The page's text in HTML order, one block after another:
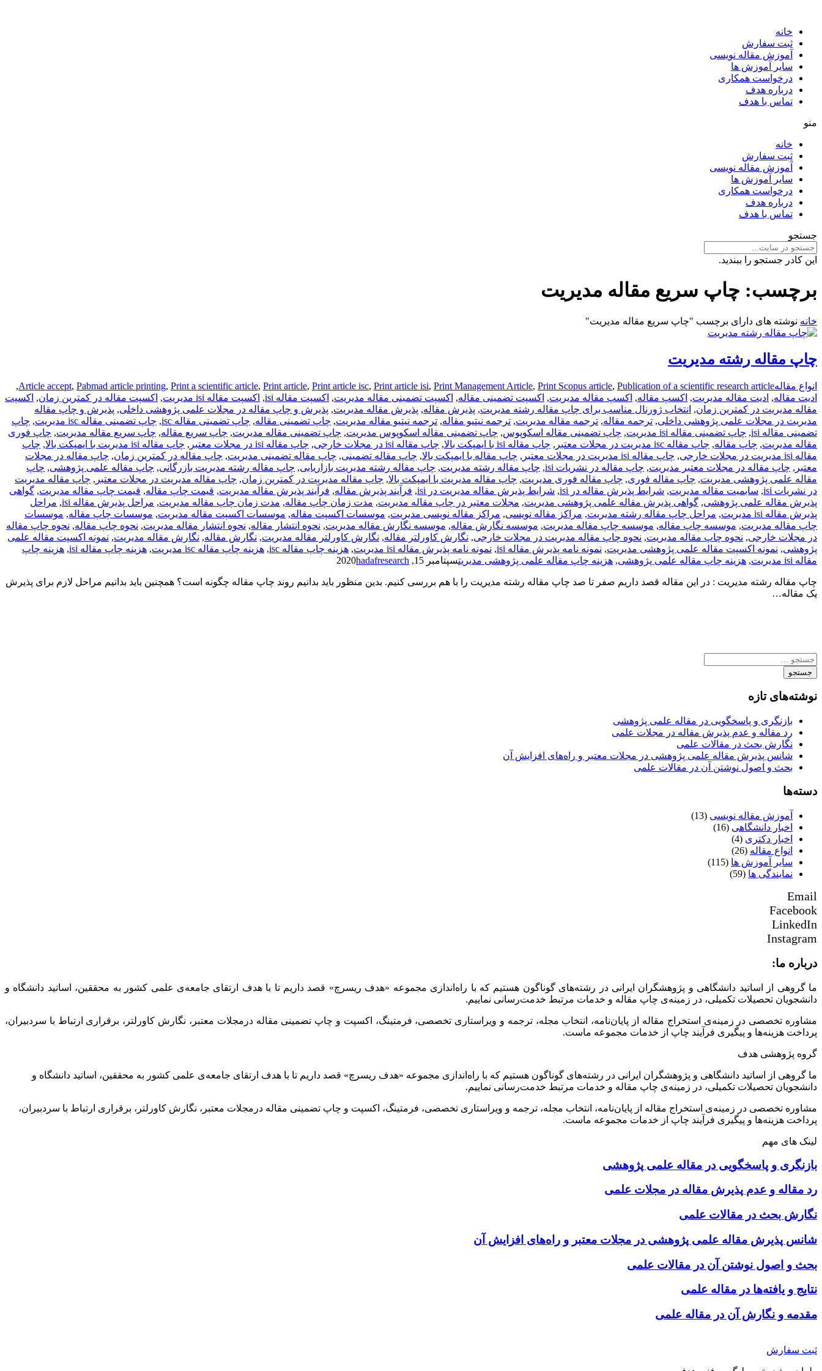
خانه
ثبت سفارش
آموزش مقاله نویسی
سایر آموزش ها
درخواست همکاری
درباره هدف
تماس با هدف
منو
خانه
ثبت سفارش
آموزش مقاله نویسی
سایر آموزش ها
درخواست همکاری
درباره هدف
تماس با هدف
جستجو
این کادر جستجو را ببندید.
برچسب: چاپ سریع مقاله مدیریت
خانه نوشته های دارای برچسب "چاپ سریع مقاله مدیریت"
چاپ مقاله رشته مدیریت
انواع مقاله Article accept, Pabmad article printing, Print a scientific article, Print article, Print article isc, Print article isi, Print Management Article, Print Scopus article, Publication of a scientific research article
,
ادیت مقاله, ادیت مقاله مدیریت, اکسپ مقاله, اکسپ مقاله مدیریت, اکسپت تضمینی مقاله, اکسپت تضمینی مقاله مدیریت, اکسپت مقاله isi , اکسپت مقاله isi مدیریت , اکسپت مقاله در کمترین زمان, اکسپت
مقاله مدیریت در کمترین زمان, انتخاب ژورنال مناسب برای چاپ مقاله رشته مدیریت, پذیرش مقاله, پذیرش مقاله مدیریت, پذیرش و چاپ مقاله در مجلات علمی پژوهشی داخلی, پذیرش و چاپ مقاله
مدیریت در مجلات علمی پژوهشی داخلی, ترجمه مقاله, ترجمه مقاله مدیریت, ترجمه نیتیو مقاله, ترجمه نیتیو مقاله مدیریت, چاپ تضمینی مقاله, چاپ تضمینی مقاله isc , چاپ تضمینی مقاله isc مدیریت , چاپ
تضمینی مقاله isi
, چاپ تضمینی مقاله isi مدیریت , چاپ تضمینی مقاله اسکوپوس, چاپ تضمینی مقاله اسکوپوس مدیریت, چاپ تضمینی مقاله مدیریت, چاپ سریع مقاله, چاپ سریع مقاله مدیریت, چاپ فوری
مقاله مدیریت, چاپ مقاله, چاپ مقاله isc مدیریت در مجلات معتبر , چاپ مقاله isi با ایمپکت بالا , چاپ مقاله isi در مجلات خارجی , چاپ مقاله isi در مجلات معتبر , چاپ مقاله isi مدیریت با ایمپکت بالا , چاپ
مقاله isi مدیریت در مجلات خارجی
, چاپ مقاله isi مدیریت در مجلات معتبر , چاپ مقاله با ایمپکت بالا, چاپ مقاله تضمینی, چاپ مقاله تضمینی مدیریت, چاپ مقاله در کمترین زمان, چاپ مقاله در مجلات
معتبر , چاپ مقاله در مجلات معتبر مدیریت, چاپ مقاله در نشریات isi , چاپ مقاله رشته مدیریت, چاپ مقاله رشته مدیریت بازاریابی, چاپ مقاله رشته مدیریت بازرگانی, چاپ مقاله علمی پژوهشی, چاپ
مقاله علمی پژوهشی مدیریت, چاپ مقاله فوری, چاپ مقاله فوری مدیریت, چاپ مقاله مدیریت با ایمپکت بالا, چاپ مقاله مدیریت در کمترین زمان, چاپ مقاله مدیریت در مجلات معتبر , چاپ مقاله مدیریت
در نشریات isi
, سابمیت مقاله مدیریت, شرایط پذیرش مقاله در isi , شرایط پذیرش مقاله مدیریت در isi , فرآیند پذیرش مقاله, فرآیند پذیرش مقاله مدیریت, قیمت چاپ مقاله, قیمت چاپ مقاله مدیریت, گواهی
پذیرش مقاله علمی پژوهشی, گواهی پذیرش مقاله علمی پژوهشی مدیریت, مجلات معتبر در چاپ مقاله مدیریت, مدت زمان چاپ مقاله, مدت زمان چاپ مقاله مدیریت, مراحل پذیرش مقاله isi , مراحل
پذیرش مقاله isi مدیریت
, مراحل چاپ مقاله رشته مدیریت, مراکز مقاله نویسی, مراکز مقاله نویسی مدیریت, موسسات اکسپت مقاله, موسسات اکسپت مقاله مدیریت, موسسات چاپ مقاله, موسسات
چاپ مقاله مدیریت, موسسه چاپ مقاله, موسسه چاپ مقاله مدیریت, موسسه نگارش مقاله, موسسه نگارش مقاله مدیریت, نحوه انتشار مقاله, نحوه انتشار مقاله مدیریت, نحوه چاپ مقاله, نحوه چاپ مقاله
در مجلات خارجی, نحوه چاپ مقاله مدیریت, نحوه چاپ مقاله مدیریت در مجلات خارجی, نگارش کاورلتر مقاله, نگارش کاورلتر مقاله مدیریت, نگارش مقاله, نگارش مقاله مدیریت, نمونه اکسپت مقاله علمی
پژوهشی, نمونه اکسپت مقاله علمی پژوهشی مدیریت, نمونه نامه پذیرش مقاله isi , نمونه نامه پذیرش مقاله isi مدیریت , هزینه چاپ مقاله isc , هزینه چاپ مقاله isc مدیریت , هزینه چاپ مقاله isi , هزینه چاپ
مقاله isi مدیریت
, هزینه چاپ مقاله علمی پژوهشی, هزینه چاپ مقاله علمی پژوهشی مدیریتسپتامبر 15, 2020 hadafresearch
چاپ مقاله رشته مدیریت : در این مقاله قصد داریم صفر تا صد چاپ مقاله رشته مدیریت را با هم بررسی کنیم. بدین منظور باید بدانیم روند چاپ مقاله چگونه است؟ همچنین باید بدانیم مراحل لازم برای پذیرش
یک مقاله…
جستجو
نوشته‌های تازه
بازنگری و پاسخگویی در مقاله علمی پژوهشی
رد مقاله و عدم پذیرش مقاله در مجلات علمی
نگارش بحث در مقالات علمی
شانس پذیرش مقاله علمی پژوهشی در مجلات معتبر و راه‌های افزایش آن
بحث و اصول نوشتن آن در مقالات علمی
دسته‌ها
آموزش مقاله نویسی (13)
اخبار دانشگاهی (16)
اخبار دکتری (4)
انواع مقاله (26)
سایر آموزش ها (115)
نمایندگی ها (59)
Email
Facebook
LinkedIn
Instagram
درباره ما:
ما گروهی از اساتید دانشگاهی و پژوهشگران ایرانی در رشته‌های گوناگون هستیم که با راه‌اندازی مجموعه «هدف ریسرچ» قصد داریم تا با هدف ارتقای جامعه‌ی علمی کشور به محققین، اساتید دانشگاه و
دانشجویان تحصیلات تکمیلی، در زمینه‌ی چاپ مقاله و خدمات مرتبط خدمت‌رسانی نماییم.
مشاوره تخصصی در زمینه‌ی استخراج مقاله از پایان‌نامه، انتخاب مجله، ترجمه و ویراستاری تخصصی، فرمتینگ، اکسپت و چاپ تضمینی مقاله درمجلات معتبر، نگارش کاورلتر، برقراری ارتباط با سردبیران،
پرداخت هزینه‌ها و پیگیری فرآیند چاپ از خدمات مجموعه ماست.
گروه پژوهشی هدف
ما گروهی از اساتید دانشگاهی و پژوهشگران ایرانی در رشته‌های گوناگون هستیم که با راه‌اندازی مجموعه «هدف ریسرچ» قصد داریم تا با هدف ارتقای جامعه‌ی علمی کشور به محققین، اساتید دانشگاه و
دانشجویان تحصیلات تکمیلی، در زمینه‌ی چاپ مقاله و خدمات مرتبط خدمت‌رسانی نماییم.
مشاوره تخصصی در زمینه‌ی استخراج مقاله از پایان‌نامه، انتخاب مجله، ترجمه و ویراستاری تخصصی، فرمتینگ، اکسپت و چاپ تضمینی مقاله درمجلات معتبر، نگارش کاورلتر، برقراری ارتباط با سردبیران،
پرداخت هزینه‌ها و پیگیری فرآیند چاپ از خدمات مجموعه ماست.
لینک های مهم
بازنگری و پاسخگویی در مقاله علمی پژوهشی
رد مقاله و عدم پذیرش مقاله در مجلات علمی
نگارش بحث در مقالات علمی
شانس پذیرش مقاله علمی پژوهشی در مجلات معتبر و راه‌های افزایش آن
بحث و اصول نوشتن آن در مقالات علمی
نتایج و یافته‌ها در مقاله علمی
مقدمه و نگارش آن در مقاله علمی
ثبت سفارش